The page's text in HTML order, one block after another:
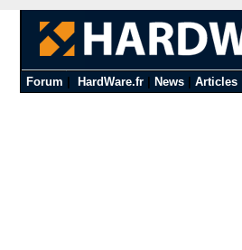
Forum HardWare.fr| News| Articles|